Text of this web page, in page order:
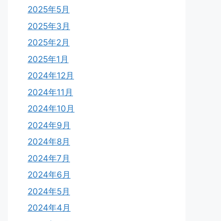
2025年5月
2025年3月
2025年2月
2025年1月
2024年12月
2024年11月
2024年10月
2024年9月
2024年8月
2024年7月
2024年6月
2024年5月
2024年4月